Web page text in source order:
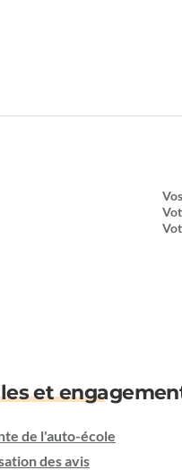
et
de l'auto-école
des avis